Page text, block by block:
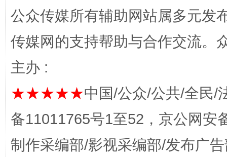
这是一记警钟！ 谢
公众传媒所有辅助网站属多元发
传媒网的支持帮助与合作交流。
主办 :
★★★★★中国/公众/公共/全民/
备11011765号1至52，京公网安
制作采编部/影视采编部/发布广